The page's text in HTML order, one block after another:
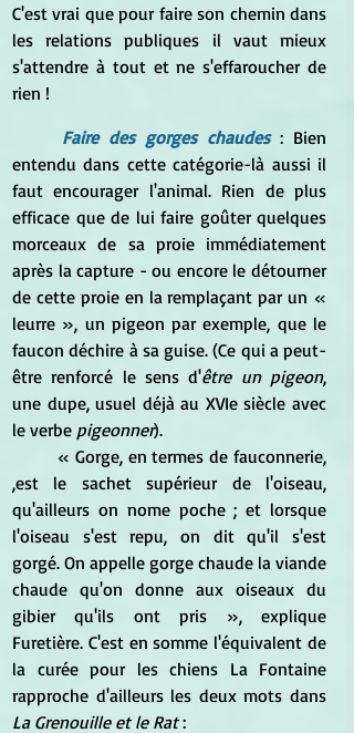
C'est vrai que pour faire son chemin dans
les relations publiques il vaut mieux
s'attendre à tout et ne s'effaroucher de
rien !
Faire des gorges chaudes : Bien
entendu dans cette catégorie-là aussi il
faut encourager l'animal. Rien de plus
efficace que de lui faire goûter quelques
morceaux de sa proie immédiatement
après la capture - ou encore le détourner
de cette proie en la remplaçant par un «
leurre », un pigeon par exemple, que le
faucon déchire à sa guise. (Ce qui a peut-
être renforcé le sens d'être un pigeon,
une dupe, usuel déjà au XVIe siècle avec
le verbe pigeonner).
,est le sachet supérieur de l'oiseau,
qu'ailleurs on nome poche ; et lorsque
l'oiseau s'est repu, on dit qu'il s'est
gorgé. On appelle gorge chaude la viande
chaude qu'on donne aux oiseaux du
gibier qu'ils ont pris », explique
Furetière. C'est en somme l'équivalent de
la curée pour les chiens La Fontaine
La Grenouille et le Rat :